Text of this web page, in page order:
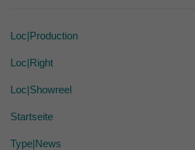
Loc|Production
Loc|Right
Loc|Showreel
Startseite
Type|News